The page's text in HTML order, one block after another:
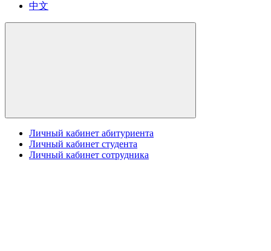
中文
Личный кабинет абитуриента
Личный кабинет студента
Личный кабинет сотрудника